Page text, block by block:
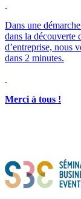
Merci à tous !